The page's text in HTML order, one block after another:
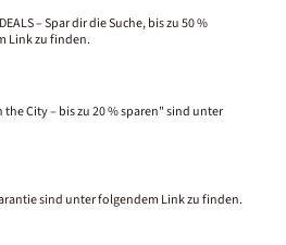
– Spar dir die Suche, bis zu 50 %
Link zu finden.
City – bis zu 20 % sparen" sind unter
sind unter folgendem Link zu finden.